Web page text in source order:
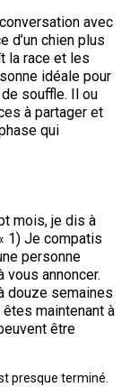
avec
d’un chien plus
la race et les
idéale pour
souffle. Il ou
à partager et
qui
mois, je dis à
1) Je compatis
personne
vous annoncer.
douze semaines
êtes maintenant à
être
presque terminé.